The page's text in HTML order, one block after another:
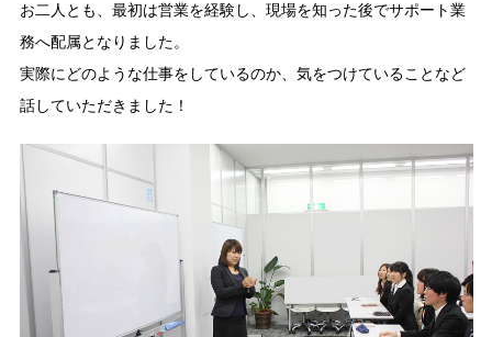
お二人とも、最初は営業を経験し、現場を知った後でサポート業
務へ配属となりました。
実際にどのような仕事をしているのか、気をつけていることなど
話していただきました！